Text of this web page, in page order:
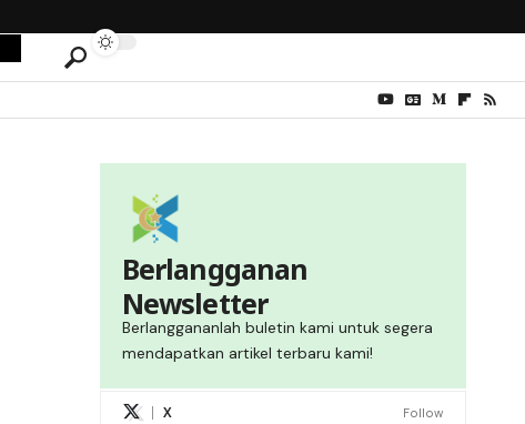
Berlangganan
Newsletter
Berlanggananlah buletin kami untuk segera
mendapatkan artikel terbaru kami!
X Follow